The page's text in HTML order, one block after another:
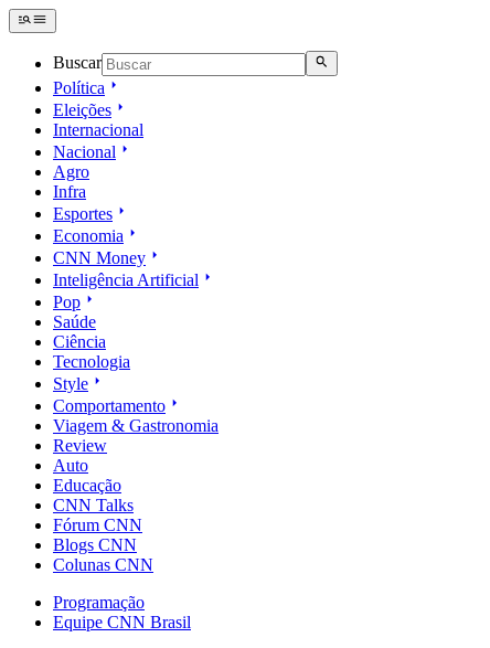
Buscar
Política
Eleições
Internacional
Nacional
Agro
Infra
Esportes
Economia
CNN Money
Inteligência Artificial
Pop
Saúde
Ciência
Tecnologia
Style
Comportamento
Viagem & Gastronomia
Review
Auto
Educação
CNN Talks
Fórum CNN
Blogs CNN
Colunas CNN
Programação
Equipe CNN Brasil